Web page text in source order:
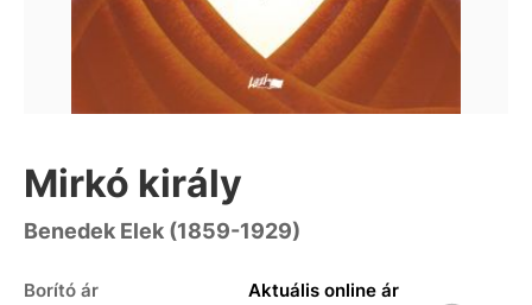
Mirkó király
Benedek Elek (1859-1929)
Borító ár Aktuális online ár